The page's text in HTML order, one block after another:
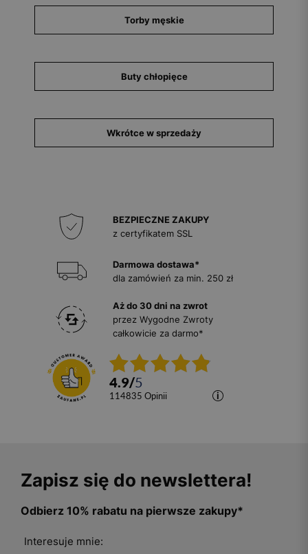
Torby męskie
Buty chłopięce
Wkrótce w sprzedaży
BEZPIECZNE ZAKUPY
z certyfikatem SSL
Darmowa dostawa*
dla zamówień za min. 250 zł
Aż do 30 dni na zwrot
przez Wygodne Zwroty
całkowicie za darmo*
4.9/5
114835 opinii
Zapisz się do newslettera!
Odbierz 10% rabatu na pierwsze zakupy*
Interesuje mnie: